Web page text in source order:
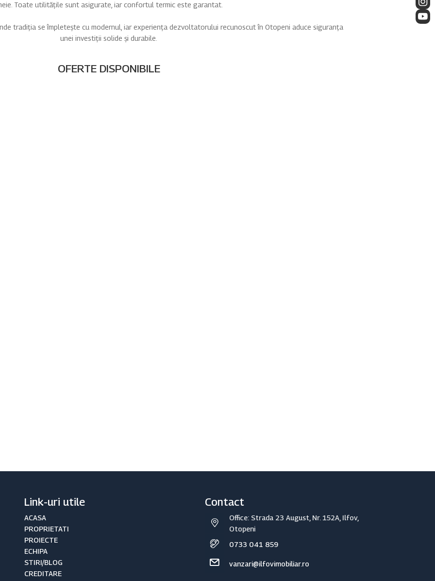
Toate utilitățile sunt asigurate, iar confortul termic este garantat.
tradiția se împletește cu modernul, iar experiența dezvoltatorului recunoscut în Otopeni aduce siguranța
unei investiții solide și durabile.
OFERTE DISPONIBILE
Link-uri utile
ACASA
PROPRIETATI
PROIECTE
ECHIPA
STIRI/BLOG
CREDITARE
Contact
Office: Strada 23 August, Nr. 152A, Ilfov,
Otopeni
0733 041 859
vanzari@ilfovimobiliar.ro